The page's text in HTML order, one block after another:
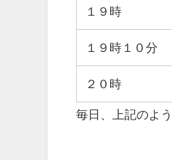
１９時
１９時１０分
２０時
毎日、上記のよ